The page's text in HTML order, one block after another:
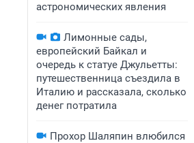
астрономических явления
Лимонные сады,
европейский Байкал и
очередь к статуе Джульетты:
путешественница съездила в
Италию и рассказала, сколько
денег потратила
Прохор Шаляпин влюбился